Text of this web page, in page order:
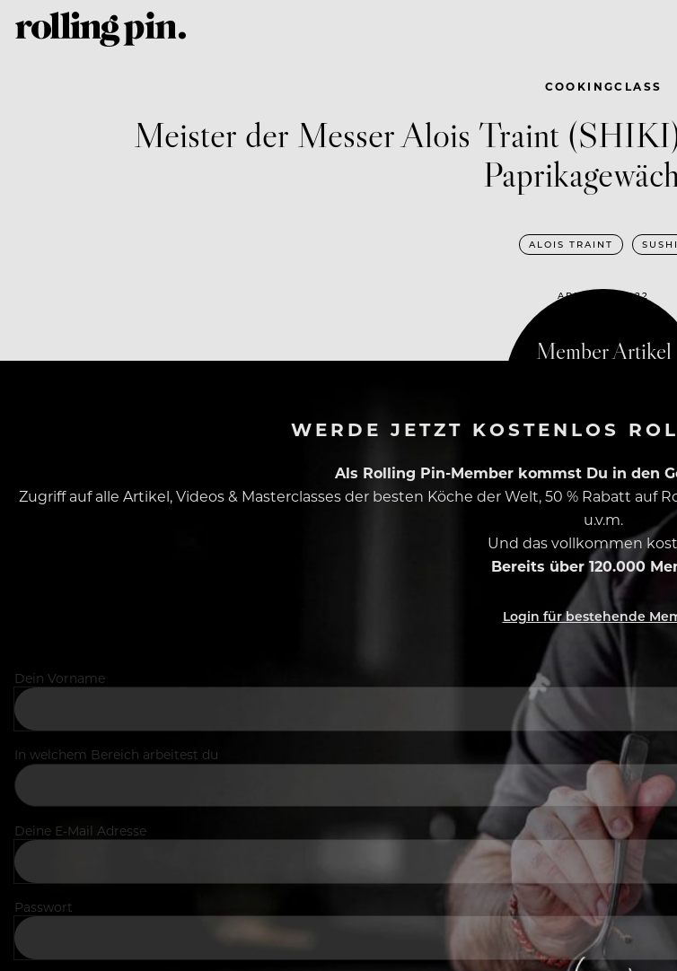
COOKINGCLASS
Meister der Messer Alois Traint
ALOIS TRAINT SUSHI
APRIL 14, 2022
WERDE JETZT KOSTENLOS
Als Rolling Pin-Member kommst Du in den
Zugriff auf alle Artikel, Videos & Masterclasses der besten Köche der Welt, 50 % Rabatt
u.v.m.
Und das vollkommen
Bereits über 120.000
Login für bestehende
Dein Vorname
In welchem Bereich arbeitest du
Deine E-Mail Adresse
Passwort